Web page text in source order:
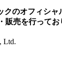
クのオフィシ
売を行ってお
Ltd.